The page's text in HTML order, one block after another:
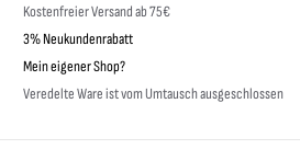
Kostenfreier Versand ab 75€
3% Neukundenrabatt
Mein eigener Shop?
Veredelte Ware ist vom Umtausch ausgeschlossen